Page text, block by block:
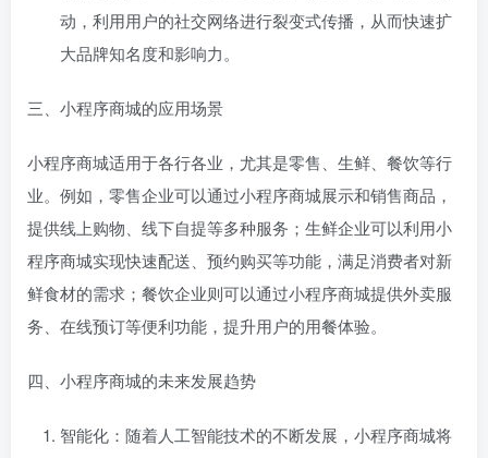
动，利用用户的社交网络进行裂变式传播，从而快速扩
大品牌知名度和影响力。
三、小程序商城的应用场景
小程序商城适用于各行各业，尤其是零售、生鲜、餐饮等行
业。例如，零售企业可以通过小程序商城展示和销售商品，
提供线上购物、线下自提等多种服务；生鲜企业可以利用小
程序商城实现快速配送、预约购买等功能，满足消费者对新
鲜食材的需求；餐饮企业则可以通过小程序商城提供外卖服
务、在线预订等便利功能，提升用户的用餐体验。
四、小程序商城的未来发展趋势
智能化：随着人工智能技术的不断发展，小程序商城将